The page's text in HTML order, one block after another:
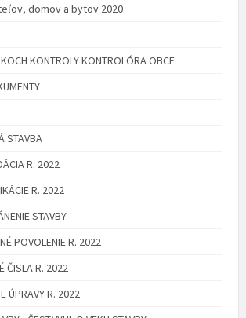
domov a bytov 2020
KONTROLY KONTROLÓRA OBCE
STAVBA
R. 2022
R. 2022
STAVBY
POVOLENIE R. 2022
ČISLA R. 2022
ÚPRAVY R. 2022